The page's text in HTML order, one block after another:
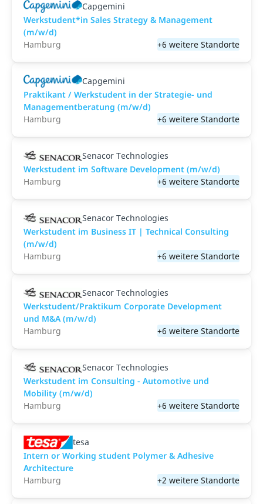
Capgemini
Werkstudent*in Sales Strategy & Management
(m/w/d)
Hamburg
+6 weitere Standorte
Capgemini
Praktikant / Werkstudent in der Strategie- und
Managementberatung (m/w/d)
Hamburg
+6 weitere Standorte
Senacor Technologies
Werkstudent im Software Development (m/w/d)
Hamburg
+6 weitere Standorte
Senacor Technologies
Werkstudent im Business IT | Technical Consulting
(m/w/d)
Hamburg
+6 weitere Standorte
Senacor Technologies
Werkstudent/Praktikum Corporate Development
und M&A (m/w/d)
Hamburg
+6 weitere Standorte
Senacor Technologies
Werkstudent im Consulting - Automotive und
Mobility (m/w/d)
Hamburg
+6 weitere Standorte
tesa
Intern or Working student Polymer & Adhesive
Architecture
Hamburg
+2 weitere Standorte